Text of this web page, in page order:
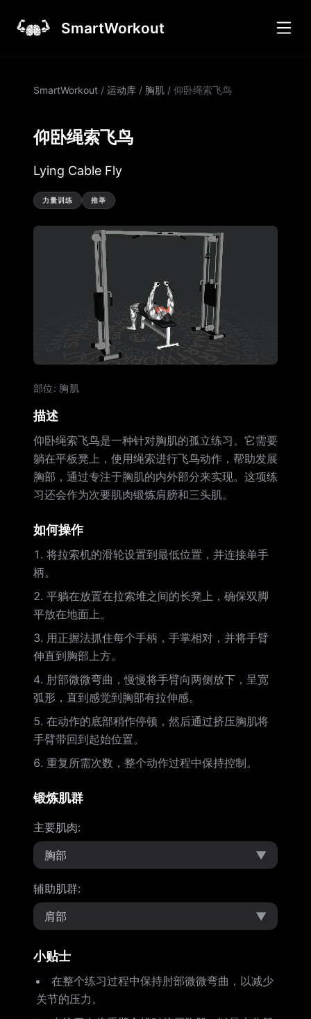
SmartWorkout
SmartWorkout / 运动库 / 胸肌 / 仰卧绳索飞鸟
仰卧绳索飞鸟
Lying Cable Fly
力量训练 推举
部位: 胸肌
描述
仰卧绳索飞鸟是一种针对胸肌的孤立练习。它需要
躺在平板凳上，使用绳索进行飞鸟动作，帮助发展
胸部，通过专注于胸肌的内外部分来实现。这项练
习还会作为次要肌肉锻炼肩膀和三头肌。
如何操作
将拉索机的滑轮设置到最低位置，并连接单手
柄。
平躺在放置在拉索堆之间的长凳上，确保双脚
平放在地面上。
用正握法抓住每个手柄，手掌相对，并将手臂
伸直到胸部上方。
肘部微微弯曲，慢慢将手臂向两侧放下，呈宽
弧形，直到感觉到胸部有拉伸感。
在动作的底部稍作停顿，然后通过挤压胸肌将
手臂带回到起始位置。
重复所需次数，整个动作过程中保持控制。
锻炼肌群
主要肌肉:
胸部
▼
辅助肌群:
肩部
▼
小贴士
在整个练习过程中保持肘部微微弯曲，以减少
关节的压力。